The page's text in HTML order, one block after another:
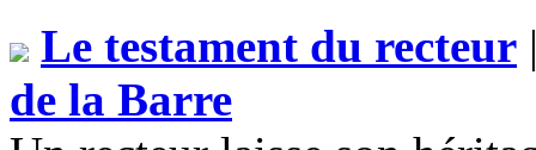
Le testament du recteur
de la Barre